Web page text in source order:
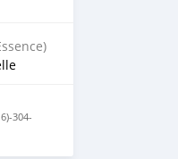
304-